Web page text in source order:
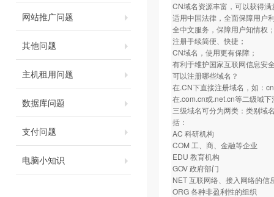
网站推广问题
其他问题
主机租用问题
数据库问题
支付问题
电脑小知识
CN域名资源丰富，可以获得满
适用中国法律，全面保障用户
全中文服务，保障用户知情权
注册手续简便、快捷；
CN域名，使用更有保障；
有利于维护国家互联网信息安
可以注册哪些域名？
在.CN下直接注册域名，如：
在.com.cn或.net.cn等二级域下
三级域名可分为两类：类别域
括：
AC 科研机构
COM 工、商、金融等企业
EDU 教育机构
GOV 政府部门
NET 互联网络、接入网络的
ORG 各种非盈利性的组织